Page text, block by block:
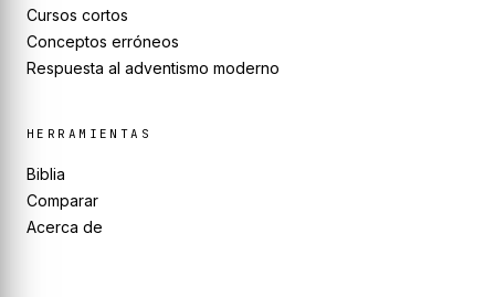
Cursos cortos
Conceptos erróneos
Respuesta al adventismo moderno
HERRAMIENTAS
Biblia
Comparar
Acerca de